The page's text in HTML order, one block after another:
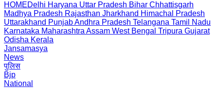
HOMEDelhi Haryana Uttar Pradesh Bihar Chhattisgarh
Madhya Pradesh Rajasthan Jharkhand Himachal Pradesh
Uttarakhand PunjabAndhra Pradesh Telangana Tamil Nadu
Karnataka Maharashtra Assam West Bengal Tripura Gujarat
Odisha Kerala
Jansamasya
News
पुलिस
Bjp
National